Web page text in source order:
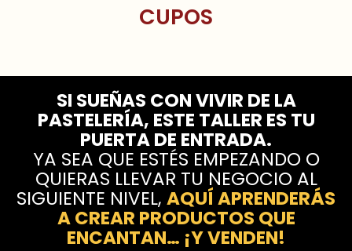
CUPOS
SI SUEÑAS CON VIVIR DE LA
PASTELERÍA, ESTE TALLER ES TU
PUERTA DE ENTRADA.
YA SEA QUE ESTÉS EMPEZANDO O
QUIERAS LLEVAR TU NEGOCIO AL
SIGUIENTE NIVEL, AQUÍ APRENDERÁS
A CREAR PRODUCTOS QUE
ENCANTAN… ¡Y VENDEN!